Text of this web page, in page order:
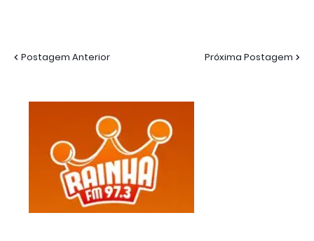
Postagem Anterior Próxima Postagem